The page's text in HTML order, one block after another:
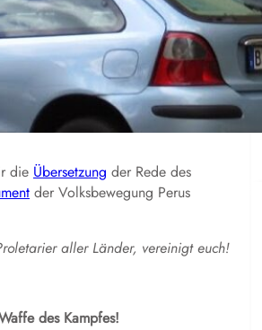
die Übersetzung der Rede des
der Volksbewegung Perus
aller Länder, vereinigt euch!
des Kampfes!